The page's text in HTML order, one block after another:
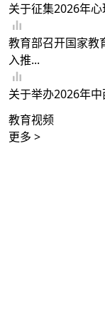
关于征集2026年
教育部召开国家教
入推...
关于举办2026年
教育视频
更多 >